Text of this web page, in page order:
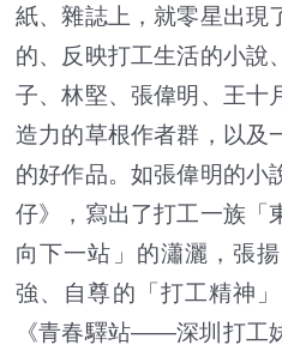
紙、雜誌上，就零星出現
的、反映打工生活的小說
子、林堅、張偉明、王十
造力的草根作者群，以及
的好作品。如張偉明的小
仔》，寫出了打工一族「
向下一站」的瀟灑，張
強、自尊的「打工精神
《青春驛站——深圳打工